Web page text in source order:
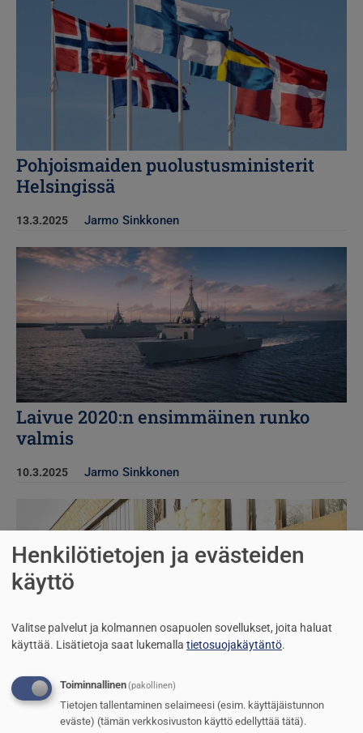
Pohjoismaiden puolustusministerit
Helsingissä
13.3.2025 Jarmo Sinkkonen
Kuva
Laivue 2020:n ensimmäinen runko
valmis
10.3.2025 Jarmo Sinkkonen
Henkilötietojen ja evästeiden
käyttö
Valitse palvelut ja kolmannen osapuolen sovellukset, joita haluat
käyttää. Lisätietoja saat lukemalla tietosuojakäytäntö.
Toiminnallinen(pakollinen)
Tietojen tallentaminen selaimeesi (esim. käyttäjäistunnon
eväste) (tämän verkkosivuston käyttö edellyttää tätä).